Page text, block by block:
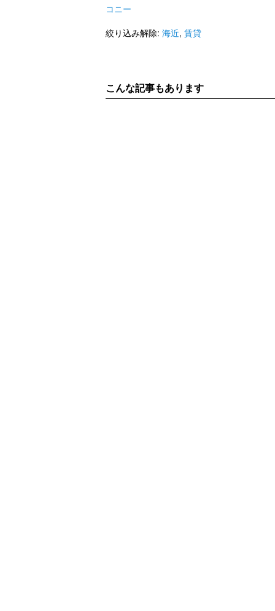
コニー
絞り込み解除: 海近, 賃貸
こんな記事もあります